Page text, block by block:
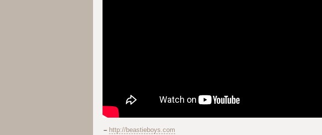
– http://beastieboys.com